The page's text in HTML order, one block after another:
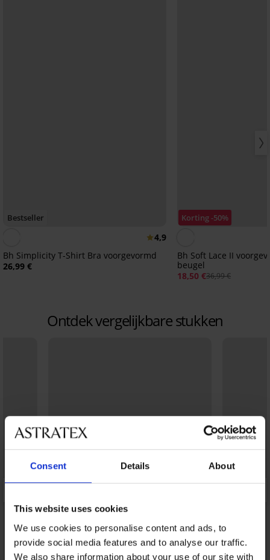
Consent Details About
This website uses cookies
We use cookies to personalise content and ads, to
provide social media features and to analyse our traffic.
We also share information about your use of our site with
Bestseller
4,9
Bh Simplicity T-Shirt Bra voorgevormd
26,99 €
Korting -50%
Bh Soft Lace II
beugel
18,50 €36,99 €
Ontdek vergelijkbare stukken